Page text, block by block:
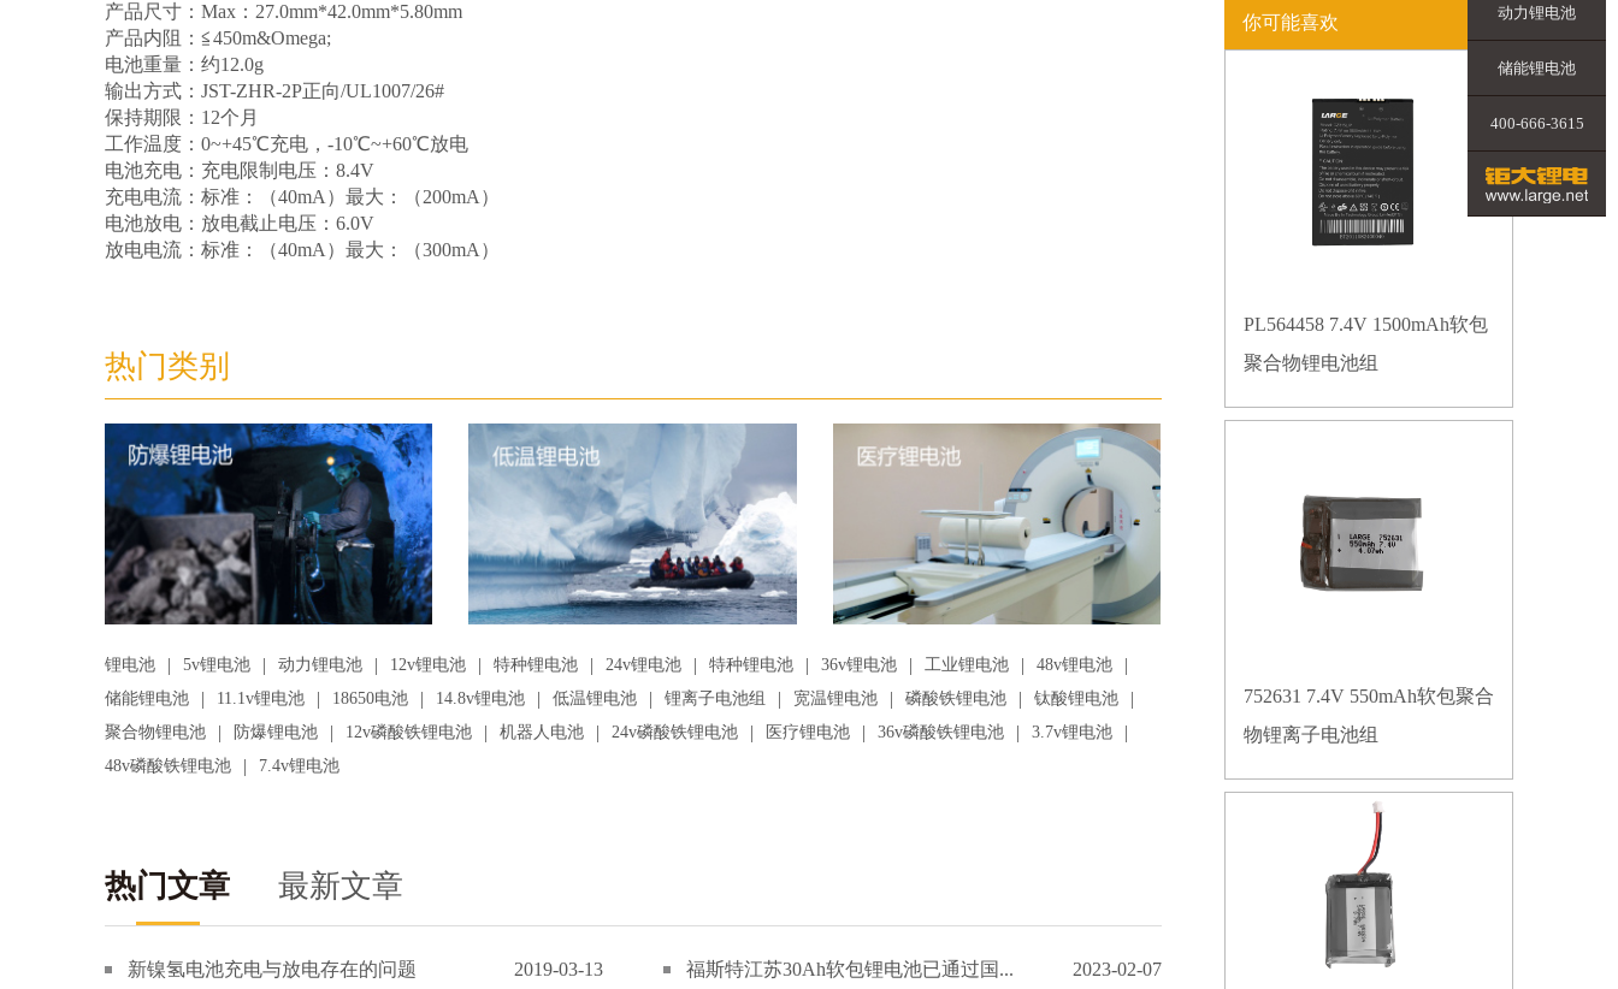
产品尺寸：Max：27.0mm*42.0mm*5.80mm
产品内阻：≦450m&Omega;
电池重量：约12.0g
输出方式：JST-ZHR-2P正向/UL1007/26#
保持期限：12个月
工作温度：0~+45℃充电，-10℃~+60℃放电
电池充电：充电限制电压：8.4V
充电电流：标准：（40mA）最大：（200mA）
电池放电：放电截止电压：6.0V
放电电流：标准：（40mA）最大：（300mA）
热门类别
锂电池 | 5v锂电池 | 动力锂电池 | 12v锂电池 | 特种锂电池 | 24v锂电池 | 特种锂电池 | 36v锂电池 | 工业锂电池 | 48v锂电池 |
储能锂电池 | 11.1v锂电池 | 18650电池 | 14.8v锂电池 | 低温锂电池 | 锂离子电池组 | 宽温锂电池 | 磷酸铁锂电池 | 钛酸锂电池 |
聚合物锂电池 | 防爆锂电池 | 12v磷酸铁锂电池 | 机器人电池 | 24v磷酸铁锂电池 | 医疗锂电池 | 36v磷酸铁锂电池 | 3.7v锂电池 |
48v磷酸铁锂电池 | 7.4v锂电池
热门文章 最新文章
新镍氢电池充电与放电存在的问题 2019-03-13 福斯特江苏30Ah软包锂电池已通过国... 2023-02-07
你可能喜欢
PL564458 7.4V 1500mAh软包
聚合物锂电池组
752631 7.4V 550mAh软包聚合
物锂离子电池组
动力锂电池
储能锂电池
400-666-3615